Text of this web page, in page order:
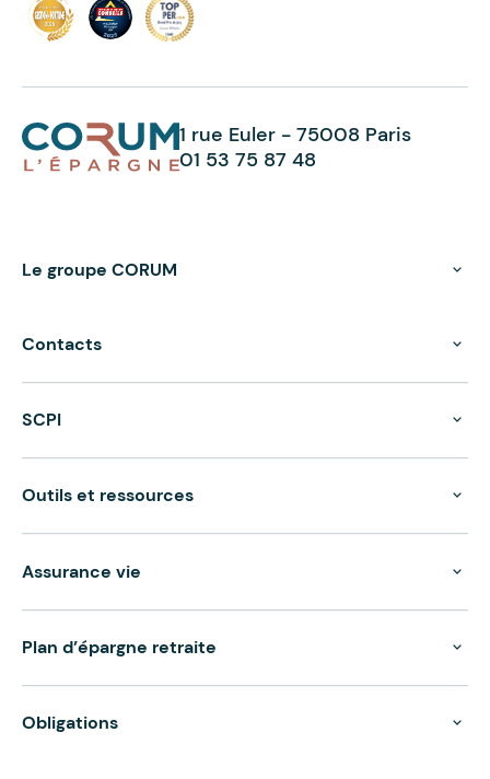
1 rue Euler - 75008 Paris
01 53 75 87 48
Le groupe CORUM
Contacts
SCPI
Outils et ressources
Assurance vie
Plan d’épargne retraite
Obligations